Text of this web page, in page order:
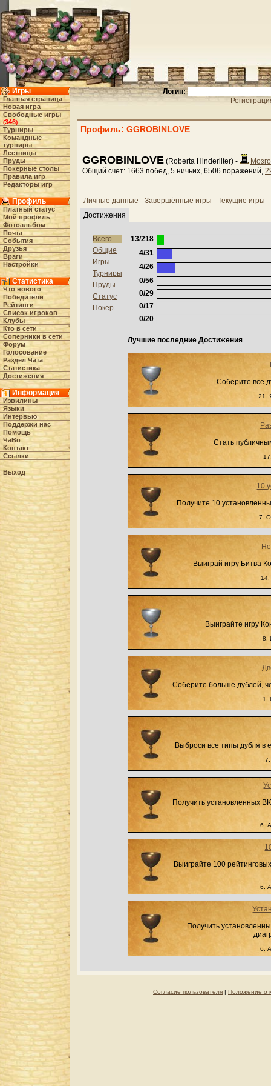
Игры
Главная страница
Новая игра
Свободные игры
(346)
Турниры
Командные
турниры
Лестницы
Пруды
Покерные столы
Правила игр
Редакторы игр
Профиль
Платный статус
Мой профиль
Фотоальбом
Почта
События
Друзья
Враги
Настройки
Статистика
Что нового
Победители
Рейтинги
Список игроков
Клубы
Кто в cети
Соперники в сети
Форум
Голосование
Раздел Чата
Статистика
Достижения
Информация
Извилины
Языки
Интервью
Поддержи нас
Помощь
ЧаВо
Контакт
Ссылки
Выход
Логин:
Профиль: GGROBINLOVE
GGROBINLOVE (Roberta Hinderliter) -
Общий счет: 1663 побед, 5 ничьих, 6506 поражений,
Личные данные Завершённые игры
Текущие игры
Достижения
Всего
Общие
Игры
Турниры
Пруды
Статус
Покер
13/218
4/31
4/26
0/56
0/29
0/17
0/20
Лучшие последние Достижения
Соберите все
21.
Стать
10
Получите 10
7.
Выиграй игру Битва
Выиграйте игру
8.
Соберите больше дублей,
1.
Выброси все типы дубля в
Получить установленных
6.
Выиграйте 100
6.
Получить
6.
Согласие пользователя | Положение о